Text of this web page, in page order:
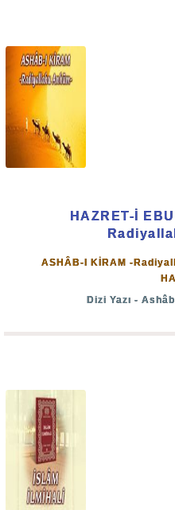
HAZRET-İ
ASHÂB-I KİRAM -
Dizi Yazı -